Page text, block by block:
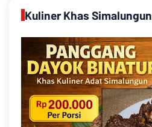
Kuliner Khas Simalungun